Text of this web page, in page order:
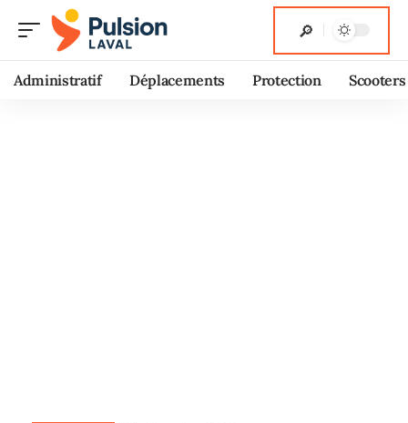
Administratif Déplacements Protection Scooters